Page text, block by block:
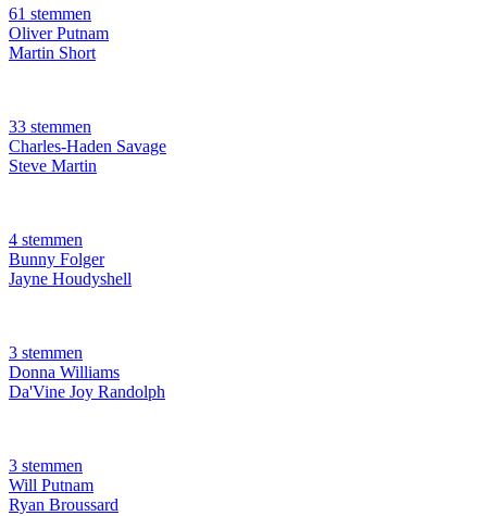
61 stemmen
Oliver Putnam
Martin Short
33 stemmen
Charles-Haden Savage
Steve Martin
4 stemmen
Bunny Folger
Jayne Houdyshell
3 stemmen
Donna Williams
Da'Vine Joy Randolph
3 stemmen
Will Putnam
Ryan Broussard